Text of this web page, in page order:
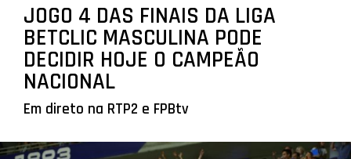
JOGO 4 DAS FINAIS DA LIGA
BETCLIC MASCULINA PODE
DECIDIR HOJE O CAMPEÃO
NACIONAL
Em direto na RTP2 e FPBtv